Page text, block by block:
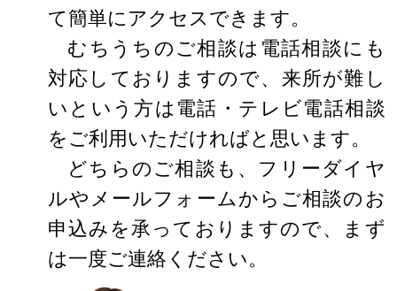
て簡単にアクセスできます。
むちうちのご相談は電話相談にも
対応しておりますので、来所が難し
いという方は電話・テレビ電話相談
をご利用いただければと思います。
どちらのご相談も、フリーダイヤ
ルやメールフォームからご相談のお
申込みを承っておりますので、まず
は一度ご連絡ください。